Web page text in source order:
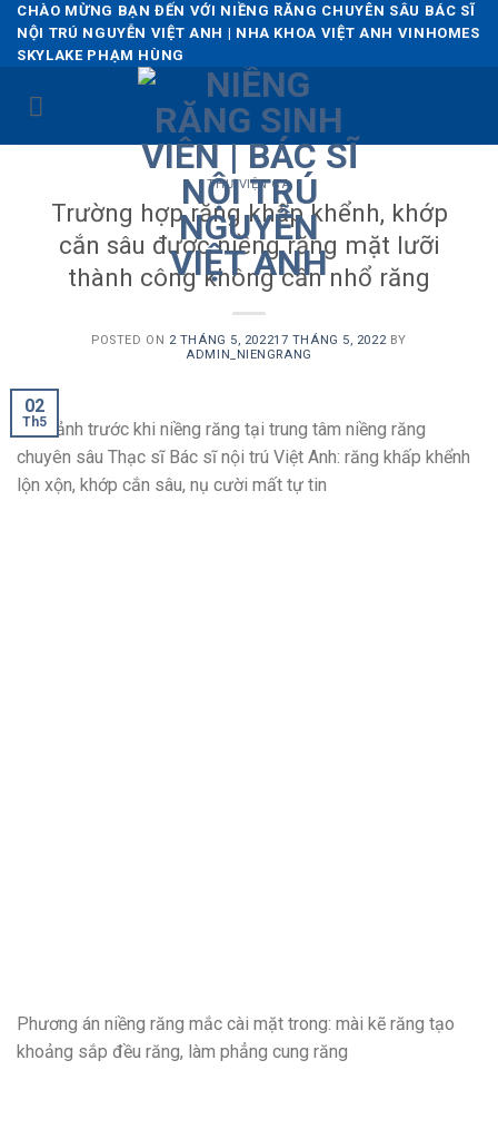
Skip
content
CHÀO MỪNG BẠN ĐẾN VỚI NIỀNG RĂNG CHUYÊN SÂU BÁC SĨ
NỘI TRÚ NGUYỄN VIỆT ANH | NHA KHOA VIỆT ANH VINHOMES
SKYLAKE PHẠM HÙNG
THƯ VIỆN CA
Trường hợp răng khấp khểnh, khớp
cắn sâu được niềng răng mặt lưỡi
thành công không cần nhổ răng
POSTED ON 2 THÁNG 5, 202217 THÁNG 5, 2022 BY
ADMIN_NIENGRANG
02
Th5
Hình ảnh trước khi niềng răng tại trung tâm niềng răng
chuyên sâu Thạc sĩ Bác sĩ nội trú Việt Anh: răng khấp khểnh
lộn xộn, khớp cắn sâu, nụ cười mất tự tin
Phương án niềng răng mắc cài mặt trong: mài kẽ răng tạo
khoảng sắp đều răng, làm phẳng cung răng